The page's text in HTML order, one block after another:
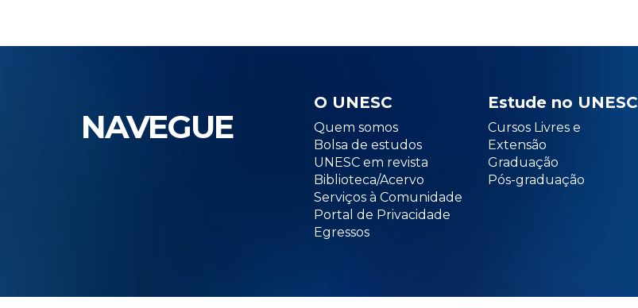
NAVEGUE
O UNESC
Quem somos
Bolsa de estudos
UNESC em revista
Biblioteca/Acervo
Serviços à Comunidade
Portal de Privacidade
Egressos
Estude no UNESC
Cursos Livres e
Extensão
Graduação
Pós-graduação